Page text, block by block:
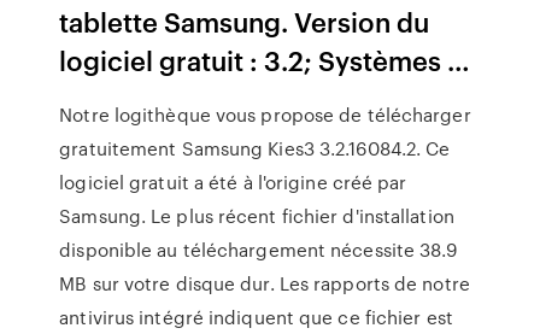
tablette Samsung. Version du
logiciel gratuit : 3.2; Systèmes …
Notre logithèque vous propose de télécharger
gratuitement Samsung Kies3 3.2.16084.2. Ce
logiciel gratuit a été à l'origine créé par
Samsung. Le plus récent fichier d'installation
disponible au téléchargement nécessite 38.9
MB sur votre disque dur. Les rapports de notre
antivirus intégré indiquent que ce fichier est